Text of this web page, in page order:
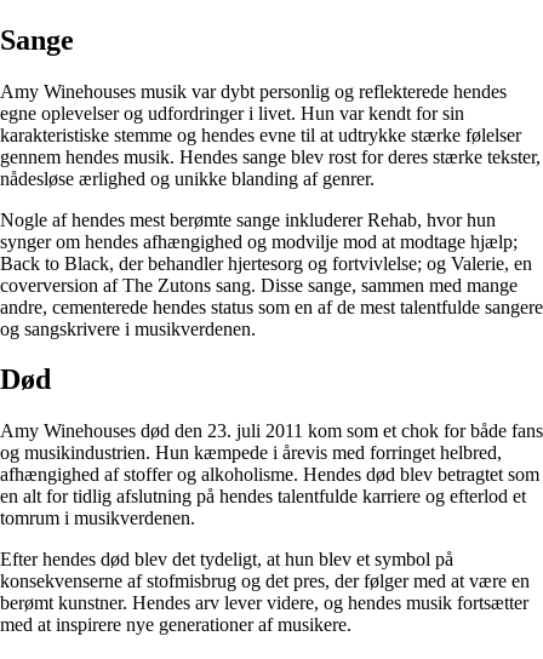
Sange
Amy Winehouses musik var dybt personlig og reflekterede hendes
egne oplevelser og udfordringer i livet. Hun var kendt for sin
karakteristiske stemme og hendes evne til at udtrykke stærke følelser
gennem hendes musik. Hendes sange blev rost for deres stærke tekster,
nådesløse ærlighed og unikke blanding af genrer.
Nogle af hendes mest berømte sange inkluderer Rehab, hvor hun
synger om hendes afhængighed og modvilje mod at modtage hjælp;
Back to Black, der behandler hjertesorg og fortvivlelse; og Valerie, en
coverversion af The Zutons sang. Disse sange, sammen med mange
andre, cementerede hendes status som en af ​​de mest talentfulde sangere
og sangskrivere i musikverdenen.
Død
Amy Winehouses død den 23. juli 2011 kom som et chok for både fans
og musikindustrien. Hun kæmpede i årevis med forringet helbred,
afhængighed af stoffer og alkoholisme. Hendes død blev betragtet som
en alt for tidlig afslutning på hendes talentfulde karriere og efterlod et
tomrum i musikverdenen.
Efter hendes død blev det tydeligt, at hun blev et symbol på
konsekvenserne af stofmisbrug og det pres, der følger med at være en
berømt kunstner. Hendes arv lever videre, og hendes musik fortsætter
med at inspirere nye generationer af musikere.